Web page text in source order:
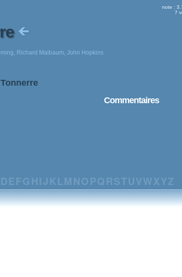
note :
7
Richard Maibaum, John Hopkins
Commentaires
DEFG HIJ KLM NO PQRSTUVWXYZ